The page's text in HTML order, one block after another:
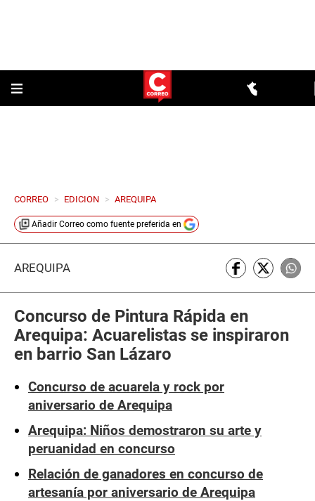
CORREO > EDICION > AREQUIPA
Añadir Correo como fuente preferida en
AREQUIPA
Concurso de Pintura Rápida en
Arequipa: Acuarelistas se inspiraron
en barrio San Lázaro
Concurso de acuarela y rock por
aniversario de Arequipa
Arequipa: Niños demostraron su arte y
peruanidad en concurso
Relación de ganadores en concurso de
artesanía por aniversario de Arequipa